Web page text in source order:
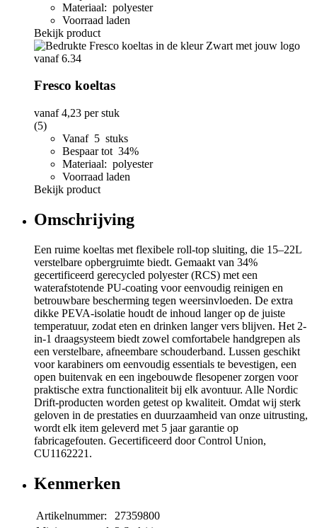
Materiaal: polyester
Voorraad laden
Bekijk product
Fresco koeltas
vanaf4,23 per stuk
(5)
Vanaf 5 stuks
Bespaar tot 34%
Materiaal: polyester
Voorraad laden
Bekijk product
Omschrijving
Een ruime koeltas met flexibele roll-top sluiting, die 15–22L
verstelbare opbergruimte biedt. Gemaakt van 34%
gecertificeerd gerecycled polyester (RCS) met een
waterafstotende PU-coating voor eenvoudig reinigen en
betrouwbare bescherming tegen weersinvloeden. De extra
dikke PEVA-isolatie houdt de inhoud langer op de juiste
temperatuur, zodat eten en drinken langer vers blijven. Het 2-
in-1 draagsysteem biedt zowel comfortabele handgrepen als
een verstelbare, afneembare schouderband. Lussen geschikt
voor karabiners om eenvoudig essentials te bevestigen, een
open buitenvak en een ingebouwde flesopener zorgen voor
praktische extra functionaliteit bij elk avontuur. Alle Nordic
Drift-producten worden getest op kwaliteit. Omdat wij sterk
geloven in de prestaties en duurzaamheid van onze uitrusting,
wordt elk item geleverd met 5 jaar garantie op
fabricagefouten. Gecertificeerd door Control Union,
CU1162221.
Kenmerken
Artikelnummer:
27359800